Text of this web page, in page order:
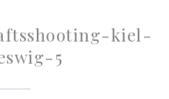
kiel-
5